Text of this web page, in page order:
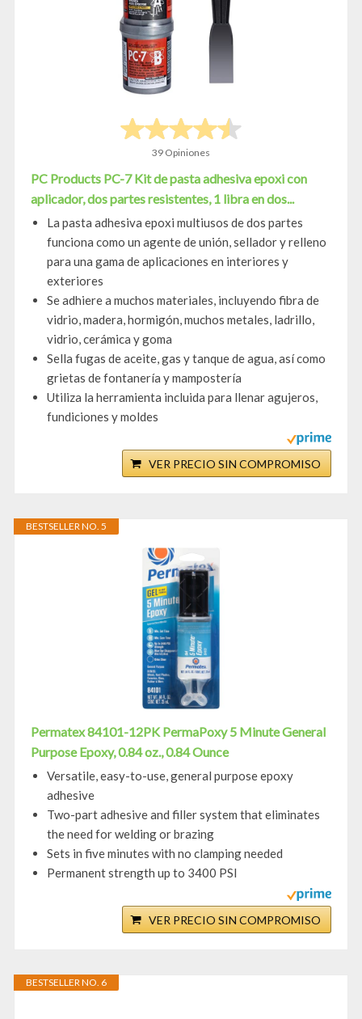
39 Opiniones
PC Products PC-7 Kit de pasta adhesiva epoxi con
aplicador, dos partes resistentes, 1 libra en dos...
La pasta adhesiva epoxi multiusos de dos partes
funciona como un agente de unión, sellador y relleno
para una gama de aplicaciones en interiores y
exteriores
Se adhiere a muchos materiales, incluyendo fibra de
vidrio, madera, hormigón, muchos metales, ladrillo,
vidrio, cerámica y goma
Sella fugas de aceite, gas y tanque de agua, así como
grietas de fontanería y mampostería
Utiliza la herramienta incluida para llenar agujeros,
fundiciones y moldes
VER PRECIO SIN COMPROMISO
BESTSELLER NO. 5
Permatex 84101-12PK PermaPoxy 5 Minute General
Purpose Epoxy, 0.84 oz., 0.84 Ounce
Versatile, easy-to-use, general purpose epoxy
adhesive
Two-part adhesive and filler system that eliminates
the need for welding or brazing
Sets in five minutes with no clamping needed
Permanent strength up to 3400 PSI
VER PRECIO SIN COMPROMISO
BESTSELLER NO. 6